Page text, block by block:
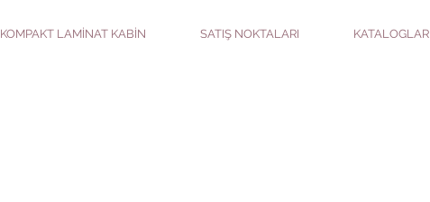
KOMPAKT LAMİNAT KABİN SATIŞ NOKTALARI KATALOGLAR